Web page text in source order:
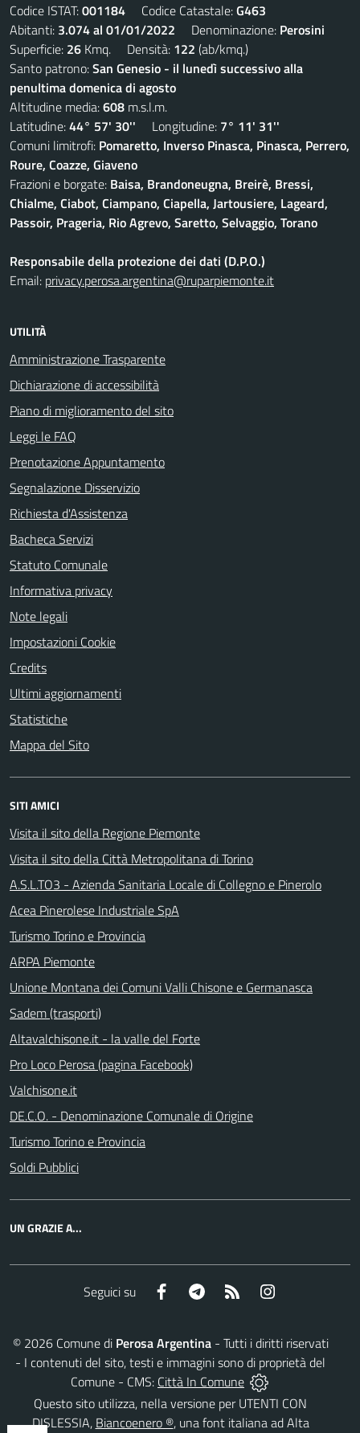
Codice ISTAT:001184 Codice Catastale:G463
Abitanti: 3.074 al 01/01/2022 Denominazione: Perosini
Superficie: 26 Kmq. Densità: 122 (ab/kmq.)
Santo patrono:San Genesio - il lunedì successivo alla
penultima domenica di agosto
Altitudine media:608 m.s.l.m.
Latitudine:44° 57' 30'' Longitudine: 7° 11' 31''
Comuni limitrofi: Pomaretto, Inverso Pinasca, Pinasca, Perrero,
Roure, Coazze, Giaveno
Frazioni e borgate: Baisa, Brandoneugna, Breirè, Bressi,
Chialme, Ciabot, Ciampano, Ciapella, Jartousiere, Lageard,
Passoir, Prageria, Rio Agrevo, Saretto, Selvaggio, Torano
Responsabile della protezione dei dati (D.P.O.)
Email: privacy.perosa.argentina@ruparpiemonte.it
UTILITÀ
Amministrazione Trasparente
Dichiarazione di accessibilità
Piano di miglioramento del sito
Leggi le FAQ
Prenotazione Appuntamento
Segnalazione Disservizio
Richiesta d'Assistenza
Bacheca Servizi
Statuto Comunale
Informativa privacy
Note legali
Impostazioni Cookie
Credits
Ultimi aggiornamenti
Statistiche
Mappa del Sito
SITI AMICI
Visita il sito della Regione Piemonte
Visita il sito della Città Metropolitana di Torino
A.S.L.TO3 - Azienda Sanitaria Locale di Collegno e Pinerolo
Acea Pinerolese Industriale SpA
Turismo Torino e Provincia
ARPA Piemonte
Unione Montana dei Comuni Valli Chisone e Germanasca
Sadem (trasporti)
Altavalchisone.it - la valle del Forte
Pro Loco Perosa (pagina Facebook)
Valchisone.it
DE.C.O. - Denominazione Comunale di Origine
Turismo Torino e Provincia
Soldi Pubblici
UN GRAZIE A...
Seguici su Facebook Telegram RSS
© 2026Comune di Perosa Argentina- Tutti i diritti riservati
- I contenuti del sito, testi e immagini sono di proprietà del
Comune - CMS: Città In Comune
Questo sito utilizza, nella versione per UTENTI CON
DISLESSIA, Biancoenero ®, una font italiana ad Alta